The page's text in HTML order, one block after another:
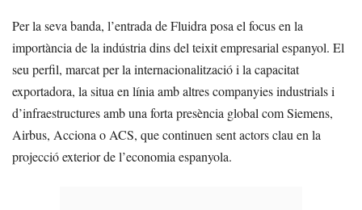
Per la seva banda, l’entrada de Fluidra posa el focus en la
importància de la indústria dins del teixit empresarial espanyol. El
seu perfil, marcat per la internacionalització i la capacitat
exportadora, la situa en línia amb altres companyies industrials i
d’infraestructures amb una forta presència global com Siemens,
Airbus, Acciona o ACS, que continuen sent actors clau en la
projecció exterior de l’economia espanyola.